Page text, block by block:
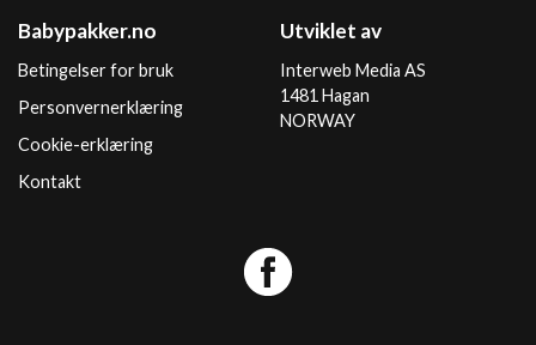
Babypakker.no
Betingelser for bruk
Personvernerklæring
Cookie-erklæring
Kontakt
Utviklet av
Interweb Media AS
1481 Hagan
NORWAY